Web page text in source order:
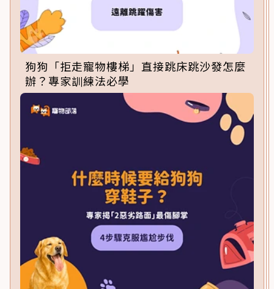
狗狗「拒走寵物樓梯」直接跳床跳沙發怎麼
辦？專家訓練法必學